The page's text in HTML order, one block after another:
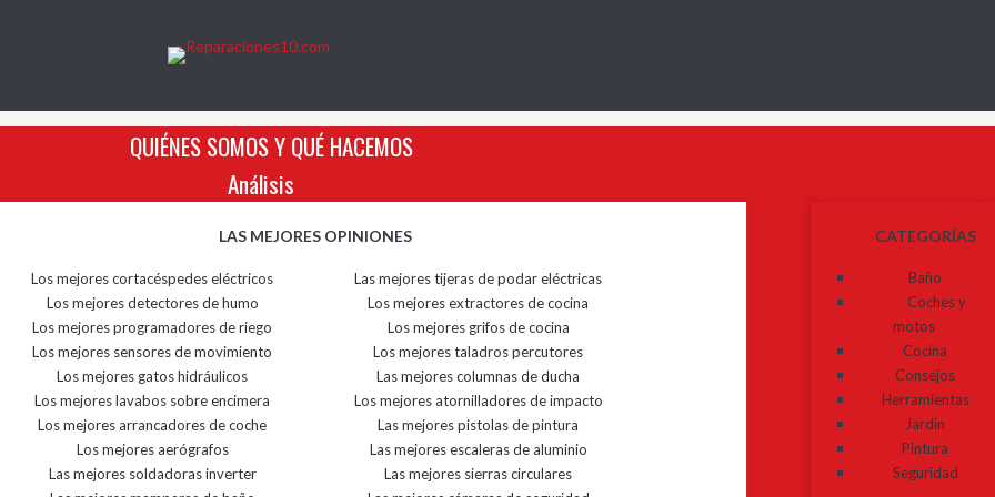
QUIÉNES SOMOS Y QUÉ HACEMOS
Análisis
CATEGORÍAS
Baño
Coches y
motos
Cocina
Consejos
Herramientas
Jardín
Pintura
Seguridad
LAS MEJORES OPINIONES
Los mejores cortacéspedes eléctricos
Las mejores tijeras de podar eléctricas
Los mejores detectores de humo
Los mejores extractores de cocina
Los mejores programadores de riego
Los mejores grifos de cocina
Los mejores sensores de movimiento
Los mejores taladros percutores
Los mejores gatos hidráulicos
Las mejores columnas de ducha
Los mejores lavabos sobre encimera
Los mejores atornilladores de impacto
Los mejores arrancadores de coche
Las mejores pistolas de pintura
Los mejores aerógrafos
Las mejores escaleras de aluminio
Las mejores soldadoras inverter
Las mejores sierras circulares